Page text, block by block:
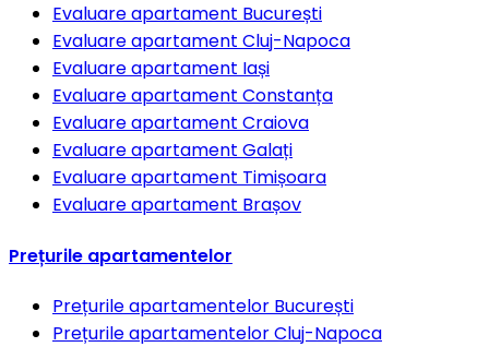
Evaluare apartament București
Evaluare apartament Cluj-Napoca
Evaluare apartament Iași
Evaluare apartament Constanța
Evaluare apartament Craiova
Evaluare apartament Galați
Evaluare apartament Timișoara
Evaluare apartament Brașov
Prețurile apartamentelor
Prețurile apartamentelor București
Prețurile apartamentelorCluj-Napoca